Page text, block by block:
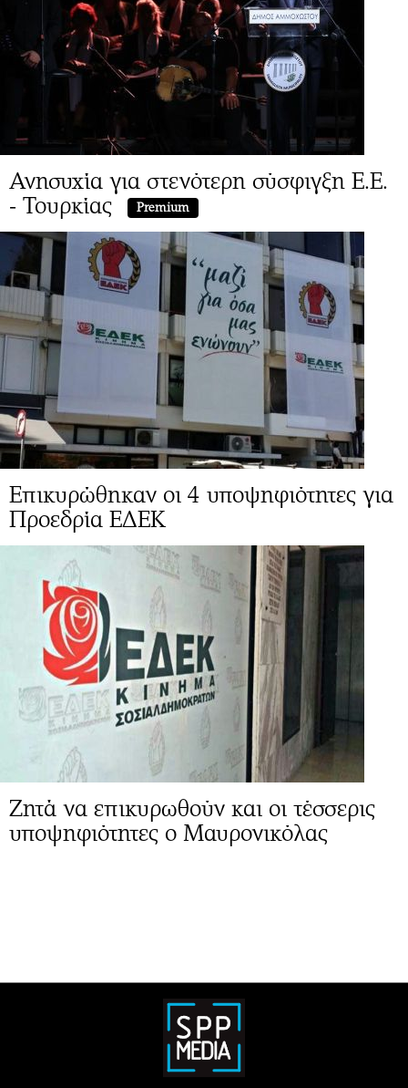
Ανησυχία για στενότερη σύσφιγξη Ε.Ε.
- Τουρκίας
Premium
Επικυρώθηκαν οι 4 υποψηφιότητες για
Προεδρία ΕΔΕΚ
Ζητά να επικυρωθούν και οι τέσσερις
υποψηφιότητες ο Μαυρονικόλας